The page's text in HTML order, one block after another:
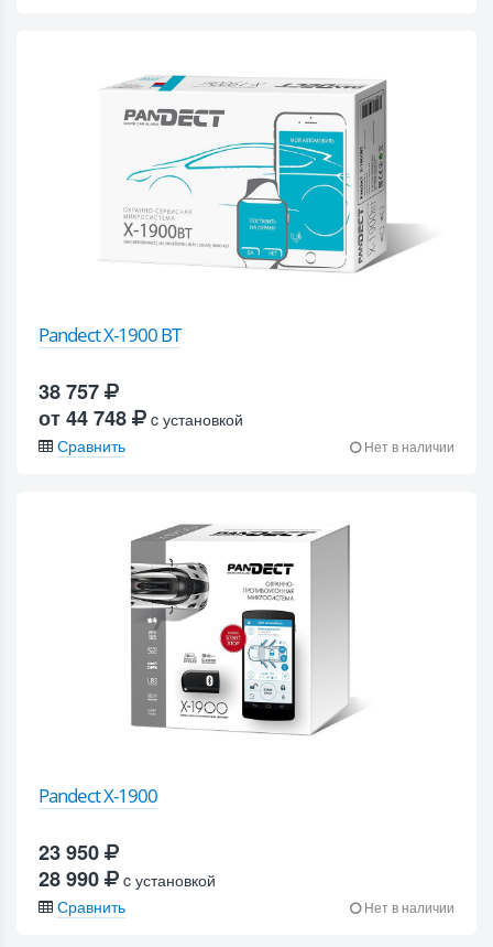
Pandect X-1900 BT
38 757
от 44 748
c установкой
Сравнить
Нет в наличии
Pandect X-1900
23 950
28 990
c установкой
Сравнить
Нет в наличии